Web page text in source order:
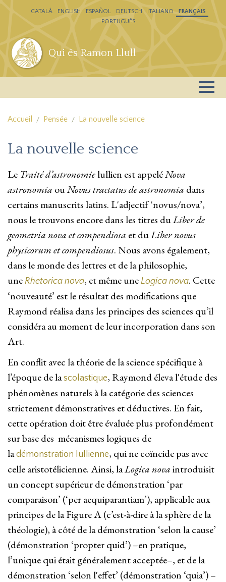
Aller au contenu principal
Qui és Ramon Llull
CATALÁ ENGLISH ESPAÑOL DEUTSCH ITALIANO
FRANÇAIS
PORTUGUÊS
Accueil Pensée La nouvelle science
La nouvelle science
Le Traité d’astronomielullien est appeléNova
astronomia ouNovus tractatus de astronomia dans
certains manuscrits latins. L'adjectif ‘novus/nova’,
nous le trouvons encore dans les titres duLiber de
geometria nova et compendiosa et duLiber novus
physicorum et compendiosus. Nous avons également,
dans le monde des lettres et de la philosophie,
une Rhetorica nova, et même une Logica nova. Cette
‘nouveauté’ est le résultat des modifications que
Raymond réalisa dans les principes des sciences qu’il
considéra au moment de leur incorporation dans son
Art.
En conflit avec la théorie de la science spécifique à
l’époque de lascolastique, Raymond éleva l'étude des
phénomènes naturels à la catégorie des sciences
strictement démonstratives et déductives. En fait,
cette opération doit être évaluée plus profondément
sur base des mécanismes logiques de
ladémonstration lullienne, qui ne coïncide pas avec
celle aristotélicienne. Ainsi, laLogica novaintroduisit
un concept supérieur de démonstration ‘par
comparaison’ (‘per aequiparantiam’), applicable aux
principes de la Figure A (c’est-à-dire à la sphère de la
théologie), à côté de la démonstration ‘selon la cause’
(démonstration ‘propter quid’) –en pratique,
l’unique qui était généralement acceptée–, et de la
démonstration ‘selon l'effet’ (démonstration ‘quia’) –